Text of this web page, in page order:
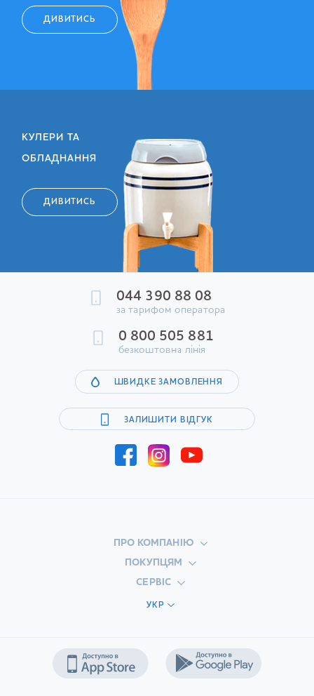
ДИВИТИСЬ
КУЛЕРИ ТА
ОБЛАДНАННЯ
ДИВИТИСЬ
044 390 88 08
за тарифом оператора
0 800 505 881
безкоштовна лінія
ШВИДКЕ ЗАМОВЛЕННЯ
ЗАЛИШИТИ ВІДГУК
ПРО КОМПАНІЮ
ПОКУПЦЯМ
СЕРВІС
УКР